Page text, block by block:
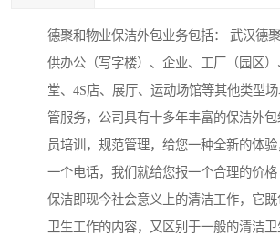
德聚和物业保洁外包业务包括： 武汉德
供办公（写字楼）、企业、工厂（园区
堂、4S店、展厅、运动场馆等其他类型
管服务，公司具有十多年丰富的保洁外
员培训，规范管理，给您一种全新的体
一个电话，我们就给您报一个合理的价格
保洁即现今社会意义上的清洁工作，它
卫生工作的内容，又区别于一般的清洁